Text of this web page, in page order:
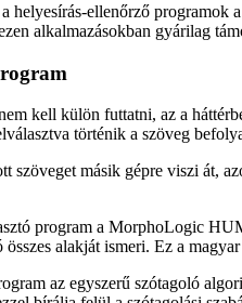
helyesírás-ellenőrző programok
alkalmazásokban gyárilag
kell külön futtatni, az a
történik a szöveg
szöveget másik gépre viszi át,
program a MorphoLogic
összes alakját ismeri. Ez a
az egyszerű szótagoló